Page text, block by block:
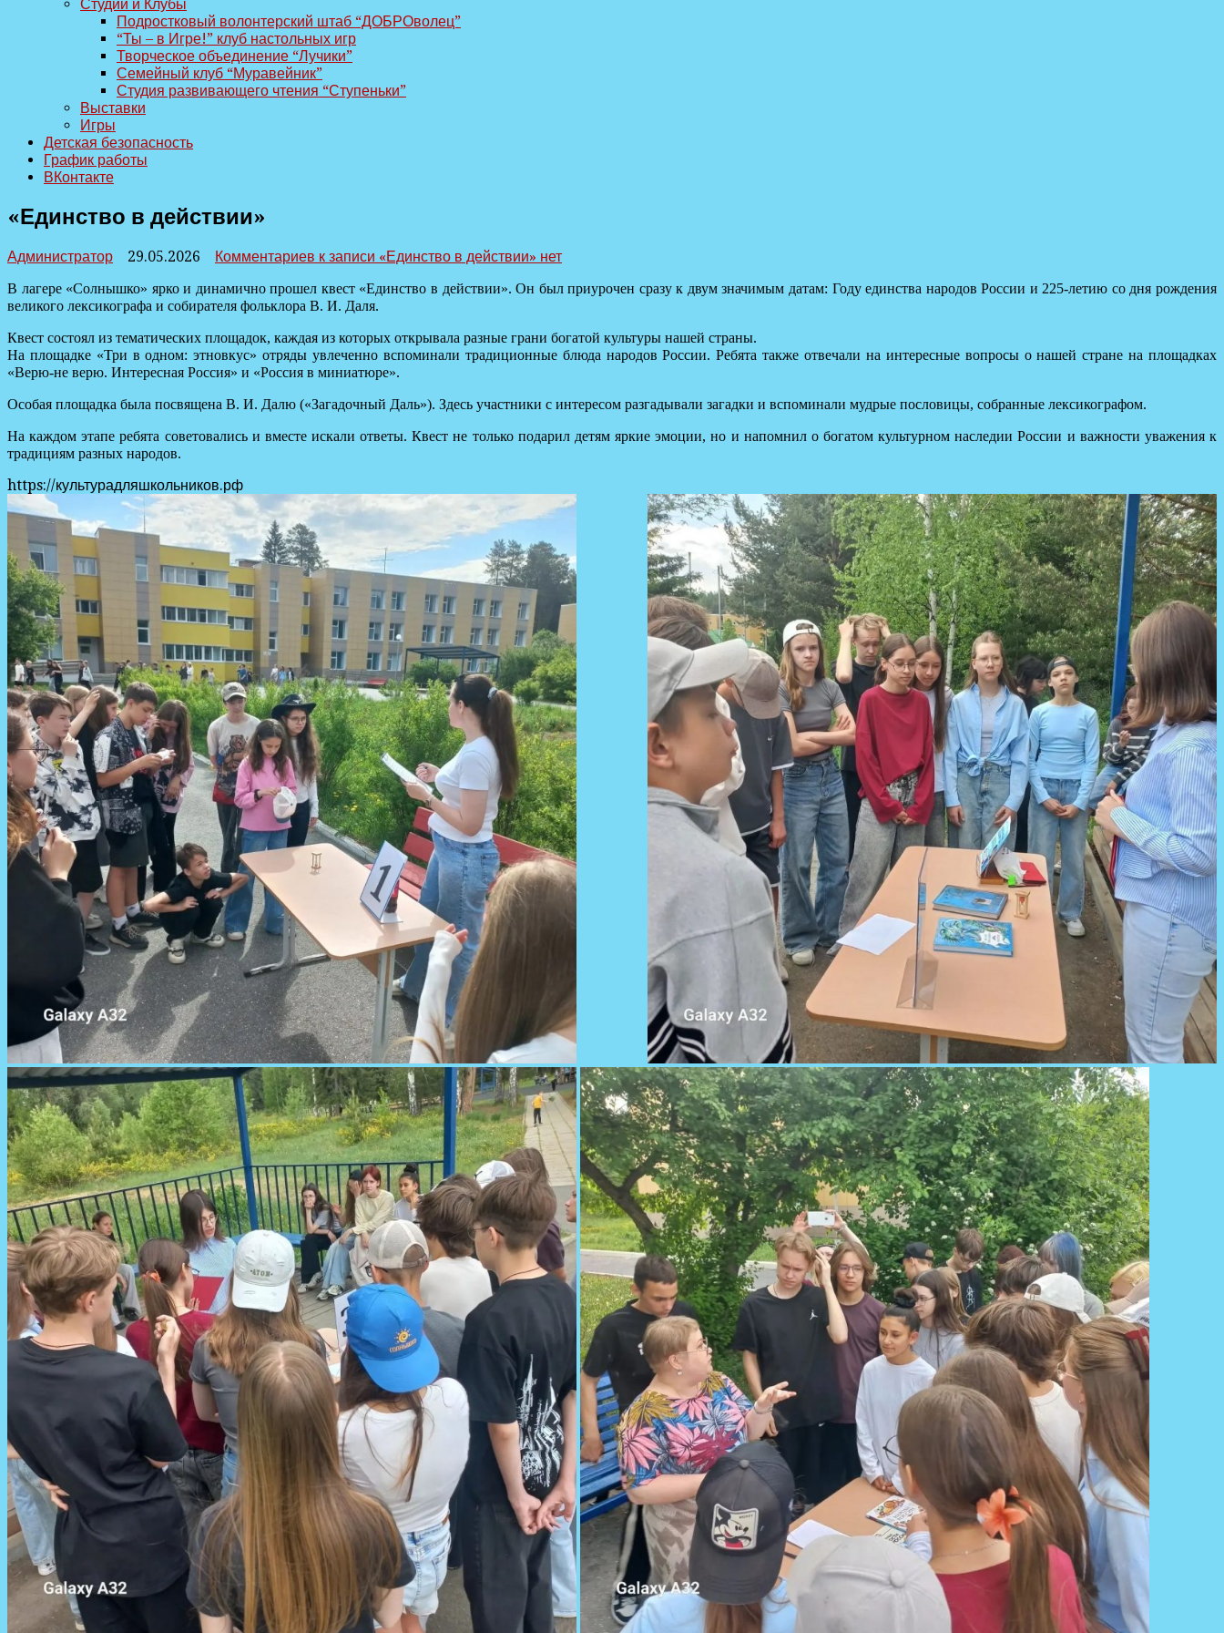
Студии и Клубы
Подростковый волонтерский штаб “ДОБРОволец”
“Ты – в Игре!” клуб настольных игр
Творческое объединение “Лучики”
Семейный клуб “Муравейник”
Студия развивающего чтения “Ступеньки”
Выставки
Игры
Детская безопасность
График работы
ВКонтакте
«Единство в действии»
Администратор 29.05.2026 Комментариев к записи «Единство в действии» нет
В лагере «Солнышко» ярко и динамично прошел квест «Единство в действии». Он был приурочен сразу к двум значимым датам: Году единства народов России и 225‑летию со дня рождения
великого лексикографа и собирателя фольклора В. И. Даля.
Квест состоял из тематических площадок, каждая из которых открывала разные грани богатой культуры нашей страны.
На площадке «Три в одном: этновкус» отряды увлеченно вспоминали традиционные блюда народов России. Ребята также отвечали на интересные вопросы о нашей стране на площадках
«Верю‑не верю. Интересная Россия» и «Россия в миниатюре».
Особая площадка была посвящена В. И. Далю («Загадочный Даль»). Здесь участники с интересом разгадывали загадки и вспоминали мудрые пословицы, собранные лексикографом.
На каждом этапе ребята советовались и вместе искали ответы. Квест не только подарил детям яркие эмоции, но и напомнил о богатом культурном наследии России и важности уважения к
традициям разных народов.
https://культурадляшкольников.рф